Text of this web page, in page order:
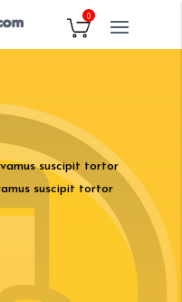
0
suscipit tortor
suscipit tortor